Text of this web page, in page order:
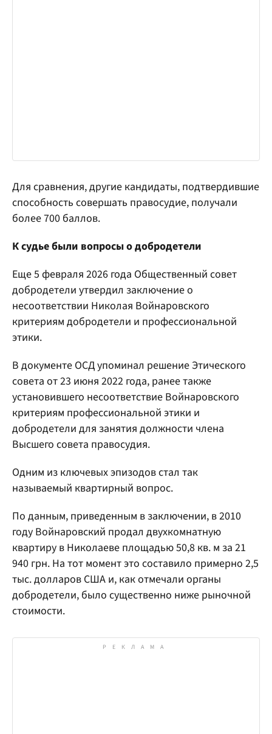
Для сравнения, другие кандидаты, подтвердившие
способность совершать правосудие, получали
более 700 баллов.
К судье были вопросы о добродетели
Еще 5 февраля 2026 года Общественный совет
добродетели утвердил заключение о
несоответствии Николая Войнаровского
критериям добродетели и профессиональной
этики.
В документе ОСД упоминал решение Этического
совета от 23 июня 2022 года, ранее также
установившего несоответствие Войнаровского
критериям профессиональной этики и
добродетели для занятия должности члена
Высшего совета правосудия.
Одним из ключевых эпизодов стал так
называемый квартирный вопрос.
По данным, приведенным в заключении, в 2010
году Войнаровский продал двухкомнатную
квартиру в Николаеве площадью 50,8 кв. м за 21
940 грн. На тот момент это составило примерно 2,5
тыс. долларов США и, как отмечали органы
добродетели, было существенно ниже рыночной
стоимости.